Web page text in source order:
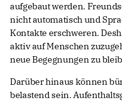
aufgebaut werden.
nicht automatisch und
Kontakte erschweren.
aktiv auf Menschen
neue Begegnungen zu
Darüber hinaus können
belastend sein.